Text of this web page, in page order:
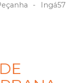
- Ingá57